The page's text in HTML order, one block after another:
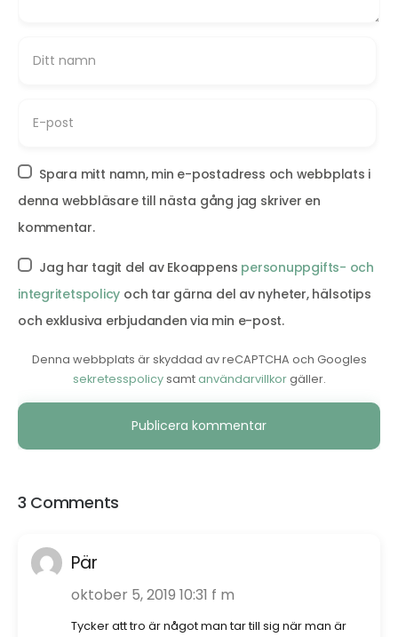
Spara mitt namn, min e-postadress och webbplats i
denna webbläsare till nästa gång jag skriver en
kommentar.
Jag har tagit del av Ekoappens personuppgifts- och
integritetspolicy och tar gärna del av nyheter, hälsotips
och exklusiva erbjudanden via min e-post.
Denna webbplats är skyddad av reCAPTCHA och Googles
sekretesspolicysamtanvändarvillkorgäller.
Alternative:
3 Comments
Pär
oktober 5, 2019 10:31 f m
Tycker att tro är något man tar till sig när man är